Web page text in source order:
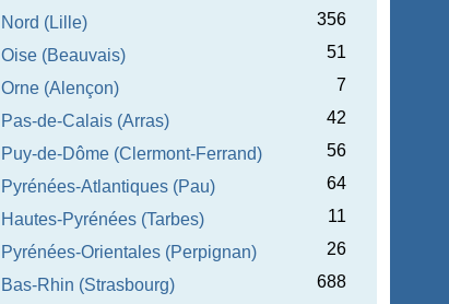
Nord (Lille)
356
Oise (Beauvais)
51
Orne (Alençon)
7
Pas-de-Calais (Arras)
42
Puy-de-Dôme (Clermont-Ferrand)
56
Pyrénées-Atlantiques (Pau)
64
Hautes-Pyrénées (Tarbes)
11
Pyrénées-Orientales (Perpignan)
26
Bas-Rhin (Strasbourg)
688